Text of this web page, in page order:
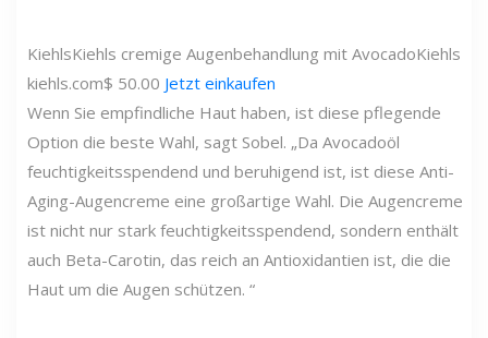
KiehlsKiehls cremige Augenbehandlung mit AvocadoKiehls
kiehls.com$ 50.00 Jetzt einkaufen
Wenn Sie empfindliche Haut haben, ist diese pflegende
Option die beste Wahl, sagt Sobel. „Da Avocadoöl
feuchtigkeitsspendend und beruhigend ist, ist diese Anti-
Aging-Augencreme eine großartige Wahl. Die Augencreme
ist nicht nur stark feuchtigkeitsspendend, sondern enthält
auch Beta-Carotin, das reich an Antioxidantien ist, die die
Haut um die Augen schützen. “